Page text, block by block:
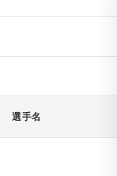
選手名